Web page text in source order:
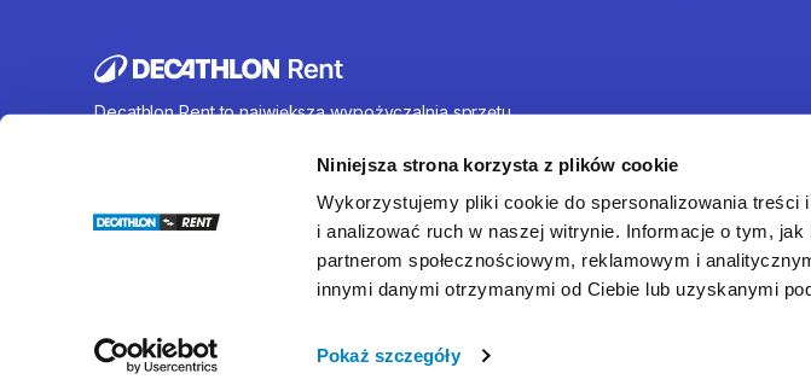
Niniejsza strona korzysta z plików cookie
Wykorzystujemy pliki cookie do spersonalizowania treści
i analizować ruch w naszej witrynie. Informacje o tym,
partnerom społecznościowym, reklamowym i
innymi danymi otrzymanymi od Ciebie lub uzyskanymi
Pokaż szczegóły
Decathlon Rent to największa wypożyczalnia sprzętu
wynajem rowerów, sprzętu turystycznego, sprzętu do